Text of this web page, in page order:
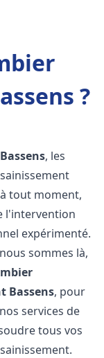
?
Bassens, les
tout moment,
l'intervention
expérimenté.
sommes là,
Bassens, pour
services de
tous vos